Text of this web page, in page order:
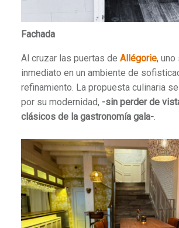
Fachada
Al cruzar las puertas de Allégorie, uno
inmediato en un ambiente de
refinamiento. La propuesta culinaria
por su modernidad, -sin perder de
clásicos de la gastronomía gala-.